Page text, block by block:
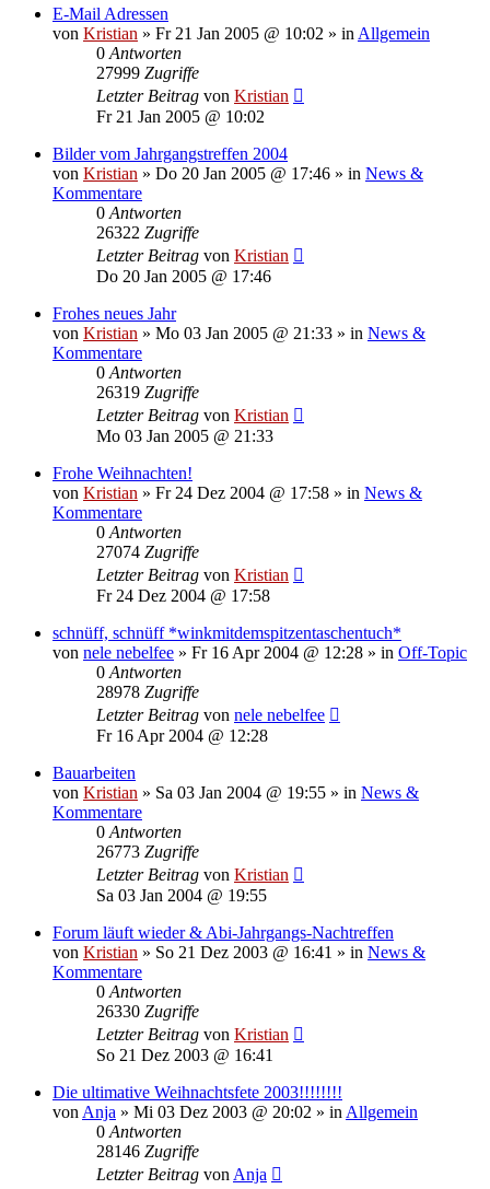
E-Mail Adressen
von Kristian » Fr 21 Jan 2005 @ 10:02 » in Allgemein
0 Antworten
27999 Zugriffe
Letzter Beitrag von Kristian
Fr 21 Jan 2005 @ 10:02
Bilder vom Jahrgangstreffen 2004
von Kristian » Do 20 Jan 2005 @ 17:46 » in News &
Kommentare
0 Antworten
26322 Zugriffe
Letzter Beitrag von Kristian
Do 20 Jan 2005 @ 17:46
Frohes neues Jahr
von Kristian » Mo 03 Jan 2005 @ 21:33 » in News &
Kommentare
0 Antworten
26319 Zugriffe
Letzter Beitrag von Kristian
Mo 03 Jan 2005 @ 21:33
Frohe Weihnachten!
von Kristian » Fr 24 Dez 2004 @ 17:58 » in News &
Kommentare
0 Antworten
27074 Zugriffe
Letzter Beitrag von Kristian
Fr 24 Dez 2004 @ 17:58
schnüff, schnüff *winkmitdemspitzentaschentuch*
von nele nebelfee » Fr 16 Apr 2004 @ 12:28 » in Off-Topic
0 Antworten
28978 Zugriffe
Letzter Beitrag von nele nebelfee
Fr 16 Apr 2004 @ 12:28
Bauarbeiten
von Kristian » Sa 03 Jan 2004 @ 19:55 » in News &
Kommentare
0 Antworten
26773 Zugriffe
Letzter Beitrag von Kristian
Sa 03 Jan 2004 @ 19:55
Forum läuft wieder & Abi-Jahrgangs-Nachtreffen
von Kristian » So 21 Dez 2003 @ 16:41 » in News &
Kommentare
0 Antworten
26330 Zugriffe
Letzter Beitrag von Kristian
So 21 Dez 2003 @ 16:41
Die ultimative Weihnachtsfete 2003!!!!!!!!
von Anja » Mi 03 Dez 2003 @ 20:02 » in Allgemein
0 Antworten
28146 Zugriffe
Letzter Beitrag von Anja